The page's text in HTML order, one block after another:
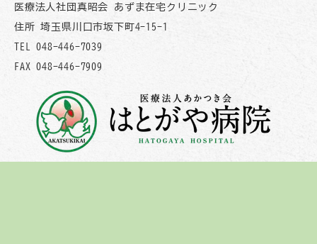
医療法人社団真昭会 あずま在宅クリニック
住所 埼玉県川口市坂下町4-15-1
TEL 048-446-7039
FAX 048-446-7909